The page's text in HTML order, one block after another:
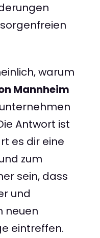
warum
Mannheim
Antwort ist
es dir eine
zum
sein, dass
und
neuen
eintreffen.